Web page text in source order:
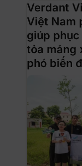
Verdant
Việt Nam
giúp
tỏa mảng
phó biến